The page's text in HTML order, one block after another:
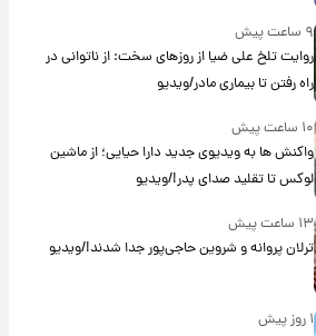
۹ ساعت پیش
روایت تلخ علی ضیا از روزهای سخت: از ناتوانی در
راه رفتن تا بیماری مادر/ویدیو
۱۰ ساعت پیش
واکنش ها به ویدیوی جدید دارا حیایی؛ از ماشین
لوکس تا تقلید صدای پدر!/ویدیو
۱۳ ساعت پیش
ترلان پروانه و شروین حاجی‌پور جدا شدند!/ویدیو
۱ روز پیش